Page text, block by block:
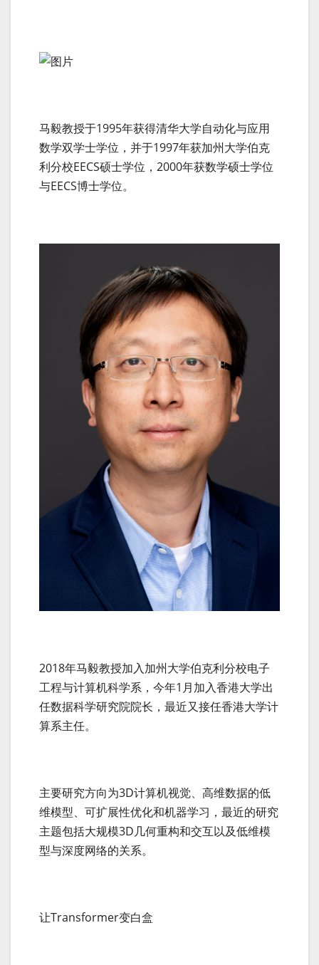
马毅教授于1995年获得清华大学自动化与应用
数学双学士学位，并于1997年获加州大学伯克
利分校EECS硕士学位，2000年获数学硕士学位
与EECS博士学位。
2018年马毅教授加入加州大学伯克利分校电子
工程与计算机科学系，今年1月加入香港大学出
任数据科学研究院院长，最近又接任香港大学计
算系主任。
主要研究方向为3D计算机视觉、高维数据的低
维模型、可扩展性优化和机器学习，最近的研究
主题包括大规模3D几何重构和交互以及低维模
型与深度网络的关系。
让Transformer变白盒